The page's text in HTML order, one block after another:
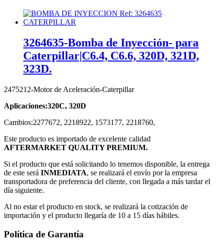
3264635-Bomba de Inyección- para
Caterpillar|C6.4, C6.6, 320D, 321D,
323D.
2475212-Motor de Aceleración-Caterpillar
Aplicaciones:320C, 320D
Cambios:2277672, 2218922, 1573177, 2218760,
Este producto es importado de excelente calidad
AFTERMARKET QUALITY PREMIUM.
Si el producto que está solicitando lo tenemos disponible, la entrega
de este será INMEDIATA, se realizará el envío por la empresa
transportadora de preferencia del cliente, con llegada a más tardar el
día siguiente.
Al no estar el producto en stock, se realizará la cotización de
importación y el producto llegaría de 10 a 15 días hábiles.
Política de Garantía